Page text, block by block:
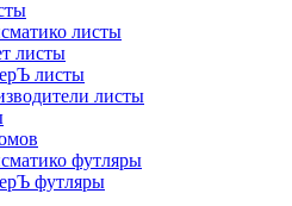
листы
листы
листы
листы
футляры
футляры